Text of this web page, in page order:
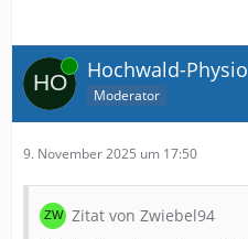
Online Hochwald-Physio
Moderator
9. November 2025 um 17:50
Zitat von Zwiebel94